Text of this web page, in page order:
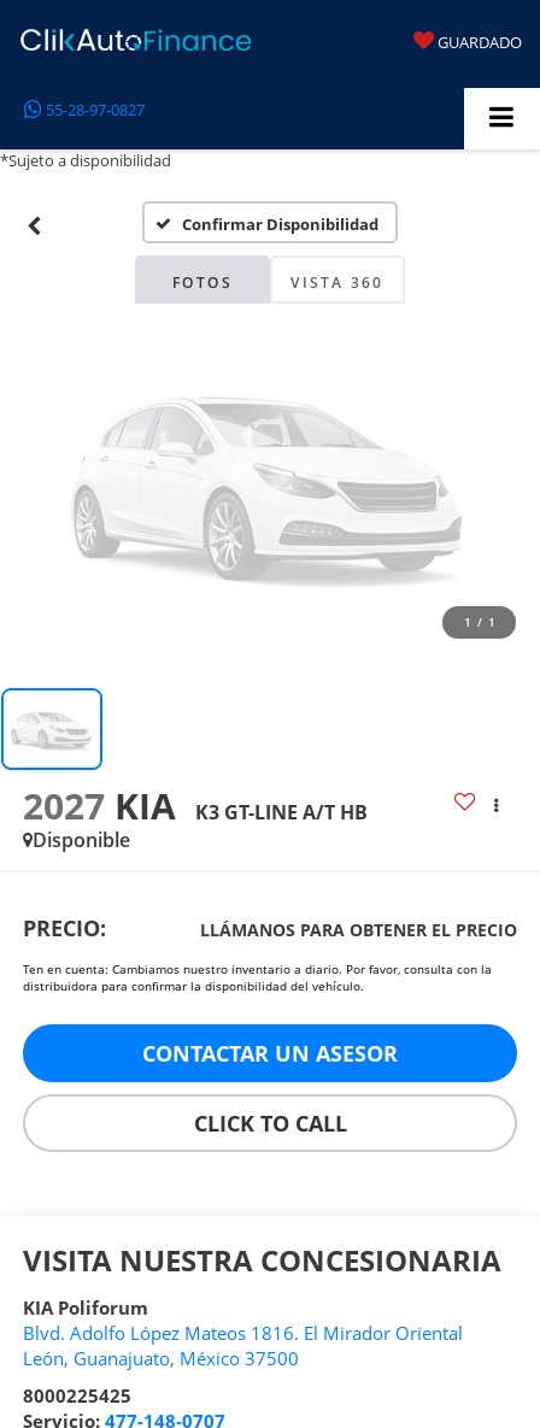
GUARDADO
55-28-97-0827
*Sujeto a disponibilidad
Confirmar Disponibilidad
FOTOS VISTA 360
Disponibles
Por favor, revise luego
1 / 1
2027 KIA
K3 GT-LINE A/T HB
Disponible
PRECIO: LLÁMANOS PARA OBTENER EL PRECIO
Ten en cuenta: Cambiamos nuestro inventario a diario. Por favor, consulta con la
distribuidora para confirmar la disponibilidad del vehículo.
CONTACTAR UN ASESOR
CLICK TO CALL
VISITA NUESTRA CONCESIONARIA
KIA Poliforum
Blvd. Adolfo López Mateos 1816. El Mirador Oriental
León, Guanajuato, México 37500
8000225425
Servicio: 477-148-0707